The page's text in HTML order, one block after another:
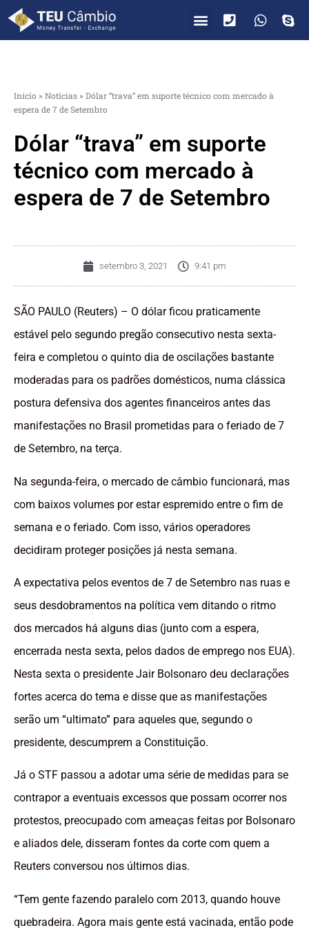
Início » Notícias » Dólar “trava” em suporte técnico com mercado à
espera de 7 de Setembro
Dólar “trava” em suporte
técnico com mercado à
espera de 7 de Setembro
setembro 3, 2021 9:41 pm
SÃO PAULO (Reuters) – O dólar ficou praticamente
estável pelo segundo pregão consecutivo nesta sexta-
feira e completou o quinto dia de oscilações bastante
moderadas para os padrões domésticos, numa clássica
postura defensiva dos agentes financeiros antes das
manifestações no Brasil prometidas para o feriado de 7
de Setembro, na terça.
Na segunda-feira, o mercado de câmbio funcionará, mas
com baixos volumes por estar espremido entre o fim de
semana e o feriado. Com isso, vários operadores
decidiram proteger posições já nesta semana.
A expectativa pelos eventos de 7 de Setembro nas ruas e
seus desdobramentos na política vem ditando o ritmo
dos mercados há alguns dias (junto com a espera,
encerrada nesta sexta, pelos dados de emprego nos EUA).
Nesta sexta o presidente Jair Bolsonaro deu declarações
fortes acerca do tema e disse que as manifestações
serão um “ultimato” para aqueles que, segundo o
presidente, descumprem a Constituição.
Já o STF passou a adotar uma série de medidas para se
contrapor a eventuais excessos que possam ocorrer nos
protestos, preocupado com ameaças feitas por Bolsonaro
e aliados dele, disseram fontes da corte com quem a
Reuters conversou nos últimos dias.
“Tem gente fazendo paralelo com 2013, quando houve
quebradeira. Agora mais gente está vacinada, então pode